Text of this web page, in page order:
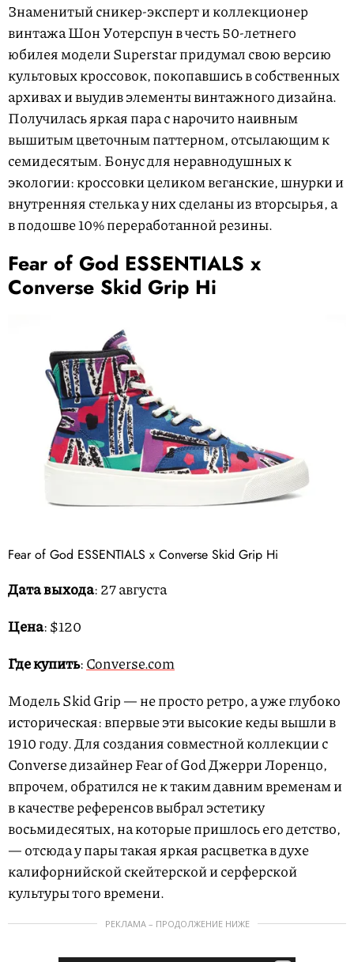
Знаменитый сникер-эксперт и коллекционер
винтажа Шон Уотерспун в честь 50-летнего
юбилея модели Superstar придумал свою версию
культовых кроссовок, покопавшись в собственных
архивах и выудив элементы винтажного дизайна.
Получилась яркая пара с нарочито наивным
вышитым цветочным паттерном, отсылающим к
семидесятым. Бонус для неравнодушных к
экологии: кроссовки целиком веганские, шнурки и
внутренняя стелька у них сделаны из вторсырья, а
в подошве 10% переработанной резины.
Fear of God ESSENTIALS x
Converse Skid Grip Hi
Дата выхода: 27 августа
Цена: $120
Где купить:Converse.com
Модель Skid Grip — не просто ретро, а уже глубоко
историческая: впервые эти высокие кеды вышли в
1910 году. Для создания совместной коллекции с
Converse дизайнер Fear of God Джерри Лоренцо,
впрочем, обратился не к таким давним временам и
в качестве референсов выбрал эстетику
восьмидесятых, на которые пришлось его детство,
— отсюда у пары такая яркая расцветка в духе
калифорнийской скейтерской и серферской
культуры того времени.
РЕКЛАМА – ПРОДОЛЖЕНИЕ НИЖЕ